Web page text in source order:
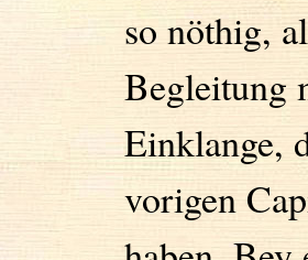
so nöthig,
Begleitung
Einklange,
vorigen